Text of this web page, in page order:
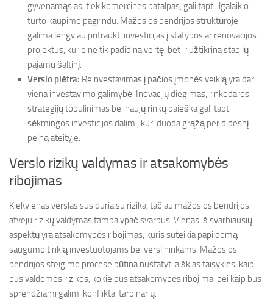
gyvenamąsias, tiek komercines patalpas, gali tapti ilgalaikio
turto kaupimo pagrindu. Mažosios bendrijos struktūroje
galima lengviau pritraukti investicijas į statybos ar renovacijos
projektus, kurie ne tik padidina vertę, bet ir užtikrina stabilų
pajamų šaltinį.
Verslo plėtra: Reinvestavimas į pačios įmonės veiklą yra dar
viena investavimo galimybė. Inovacijų diegimas, rinkodaros
strategijų tobulinimas bei naujų rinkų paieška gali tapti
sėkmingos investicijos dalimi, kuri duoda grąžą per didesnį
pelną ateityje.
Verslo rizikų valdymas ir atsakomybės
ribojimas
Kiekvienas verslas susiduria su rizika, tačiau mažosios bendrijos
atveju rizikų valdymas tampa ypač svarbus. Vienas iš svarbiausių
aspektų yra atsakomybės ribojimas, kuris suteikia papildomą
saugumo tinklą investuotojams bei verslininkams. Mažosios
bendrijos steigimo procese būtina nustatyti aiškias taisykles, kaip
bus valdomos rizikos, kokie bus atsakomybės ribojimai bei kaip bus
sprendžiami galimi konfliktai tarp narių.